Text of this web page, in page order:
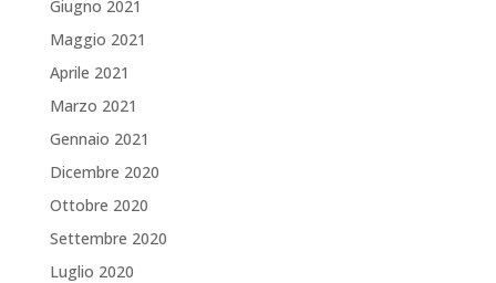
Giugno 2021
Maggio 2021
Aprile 2021
Marzo 2021
Gennaio 2021
Dicembre 2020
Ottobre 2020
Settembre 2020
Luglio 2020